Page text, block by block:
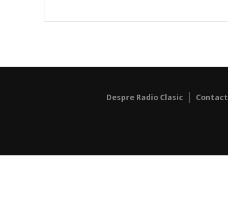
Despre Radio Clasic Contact